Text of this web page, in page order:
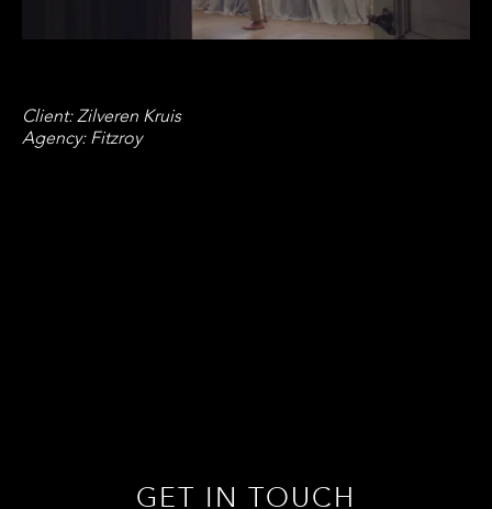
Client: Zilveren Kruis
Agency: Fitzroy
GET IN TOUCH